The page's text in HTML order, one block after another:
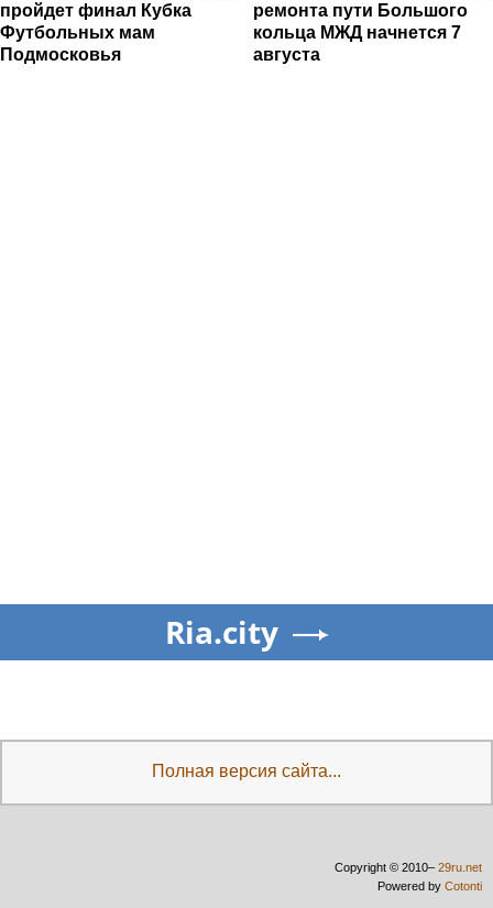
пройдет финал Кубка
Футбольных мам
Подмосковья
ремонта пути Большого
кольца МЖД начнется 7
августа
Ria.city
Полная версия сайта...
Copyright © 2010– 29ru.net
Powered by Cotonti